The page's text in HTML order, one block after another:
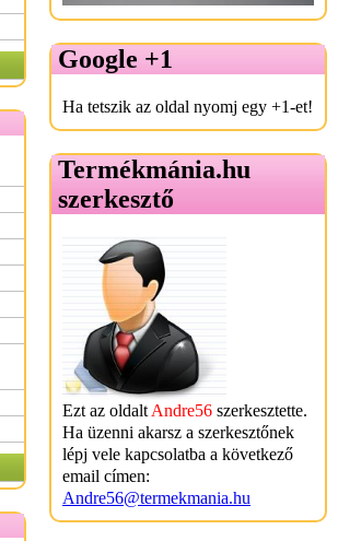
Google +1
Ha tetszik az oldal nyomj egy +1-et!
Termékmánia.hu
szerkesztő
Ezt az oldalt Andre56 szerkesztette.
Ha üzenni akarsz a szerkesztőnek
lépj vele kapcsolatba a következő
email címen:
Andre56@termekmania.hu